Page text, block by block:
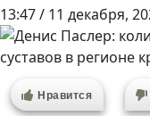
13:47 / 11 декабря,
Нравится